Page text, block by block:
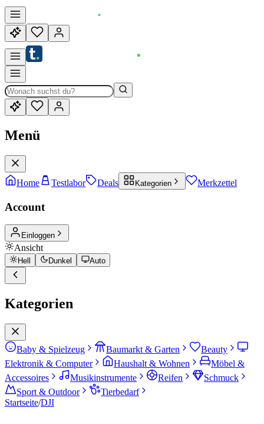
Menü
Home Testlabor Deals Kategorien Merkzettel
Account
Einloggen
Ansicht
Hell Dunkel Auto
Kategorien
Baby & Spielzeug Baumarkt & Garten
Beauty
Elektronik & Computer
Haushalt & Wohnen
Möbel &
Accessoires
Musikinstrumente Reifen
Schmuck
Sport & Outdoor
Tierbedarf
Startseite/DJI